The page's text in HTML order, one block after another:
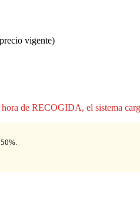
vigente)
de RECOGIDA, el sistema